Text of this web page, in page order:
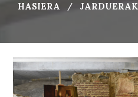
HASIERA JARDUERAK